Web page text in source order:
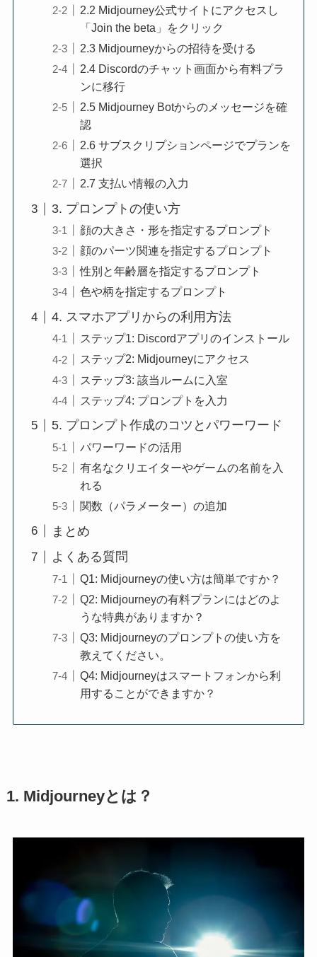
2.2 Midjourney公式サイトにアクセスし
「Join the beta」をクリック
2.3 Midjourneyからの招待を受ける
2.4 Discordのチャット画面から有料プラ
ンに移行
2.5 Midjourney Botからのメッセージを確
認
2.6 サブスクリプションページでプランを
選択
2.7 支払い情報の入力
3. プロンプトの使い方
顔の大きさ・形を指定するプロンプト
顔のパーツ関連を指定するプロンプト
性別と年齢層を指定するプロンプト
色や柄を指定するプロンプト
4. スマホアプリからの利用方法
ステップ1: Discordアプリのインストール
ステップ2: Midjourneyにアクセス
ステップ3: 該当ルームに入室
ステップ4: プロンプトを入力
5. プロンプト作成のコツとパワーワード
パワーワードの活用
有名なクリエイターやゲームの名前を入
れる
関数（パラメーター）の追加
まとめ
よくある質問
Q1: Midjourneyの使い方は簡単ですか？
Q2: Midjourneyの有料プランにはどのよ
うな特典がありますか？
Q3: Midjourneyのプロンプトの使い方を
教えてください。
Q4: Midjourneyはスマートフォンから利
用することができますか？
1. Midjourneyとは？